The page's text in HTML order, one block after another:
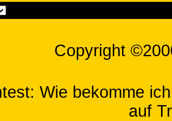
Copyright
Wie bekomme
auf